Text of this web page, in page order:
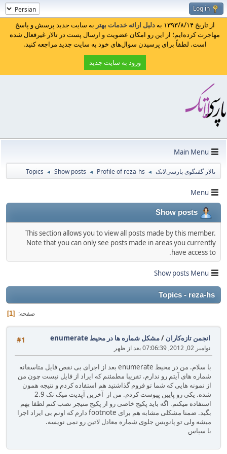
Log in
از تاریخ ۱۳۹۳/۸/۱۴ به دلیل ارائه خدمات بهتر به سایت جدید پرسش و پاسخ
مهاجرت کرده‌ایم؛ از این رو امکان عضویت و ارسال پست در تالار غیرفعال شده
است. لطفاً برای پرسیدن سوال‌های خود به سایت جدید مراجعه کنید.
ورود به سایت جدید
Main Menu
تالار گفتگوی پارسی‌لاتک ◄
Profile of reza-hs
◄
Show posts
◄
Topics
Menu
Show posts
This section allows you to view all posts made by this member.
Note that you can only see posts made in areas you currently
have access to.
Show posts Menu
Topics - reza-hs
صفحه 1
#1 انجمن تازه‌کاران /مشکل شماره ها در محیط enumerate
نوامبر 02, 2012, 07:06:39 بعد از ظهر
با سلام. من در محیط enumerate بعد از اجرای بی نقص فایل متاسفانه
شماره های آیتم رو ندارم. تقریبا مطمئنم که ایراد از فایل نیست چون من
از نمونه هایی که شما تو فروم گذاشتید هم استفاده کردم و نتیجه همون
شده. یکی رو پایین پیوست کردم. من از آخرین آپدیت میک تک 2.9
استفاده میکنم. اگه باید پکیج خاصی رو از پکیج منیجر نصب کنم لطفا بهم
بگید. ضمنا مشکلی مشابه هم برای footnote دارم که اونم بی ایراد اجرا
میشه ولی تو پانویس جلوی شماره معادل لاتین رو نمی نویسه.
با سپاس